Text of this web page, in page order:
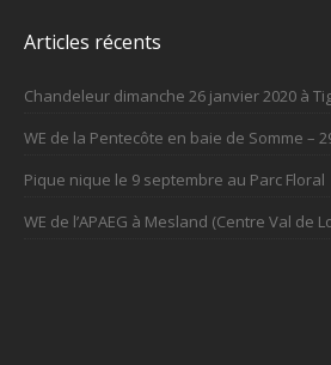
Articles récents
Chandeleur dimanche 26 janvier 2020 à
WE de la Pentecôte en baie de Somme –
Pique nique le 9 septembre au Parc Floral
WE de l’APAEG à Mesland (Centre Val de